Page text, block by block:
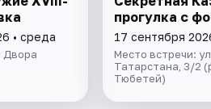
• среда
Двора
прогулка с
17 сентября
Место встречи:
Татарстана, 3/2
Тюбетей)